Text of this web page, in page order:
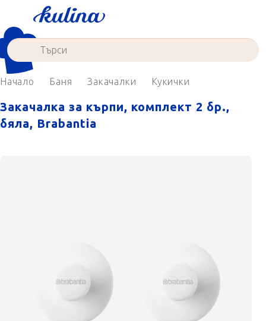
Преминаване
съдържанието
Начало Баня Закачалки Кукички
Закачалка за кърпи, комплект 2 бр.,
бяла, Brabantia